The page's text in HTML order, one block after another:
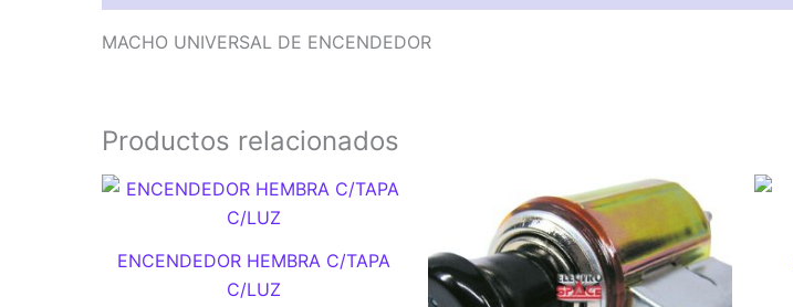
MACHO UNIVERSAL DE ENCENDEDOR
Productos relacionados
ENCENDEDOR HEMBRA C/TAPA
C/LUZ